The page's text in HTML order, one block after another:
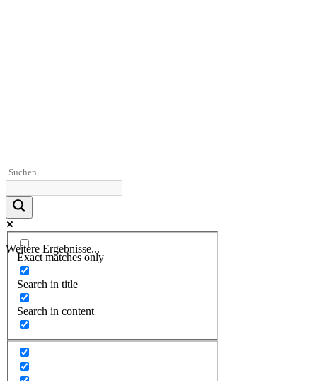
Weitere Ergebnisse...
Exact matches only
Search in title
Search in content